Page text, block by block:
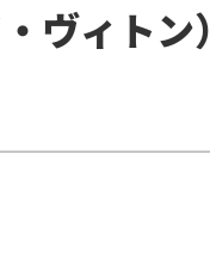
ヴィトン）